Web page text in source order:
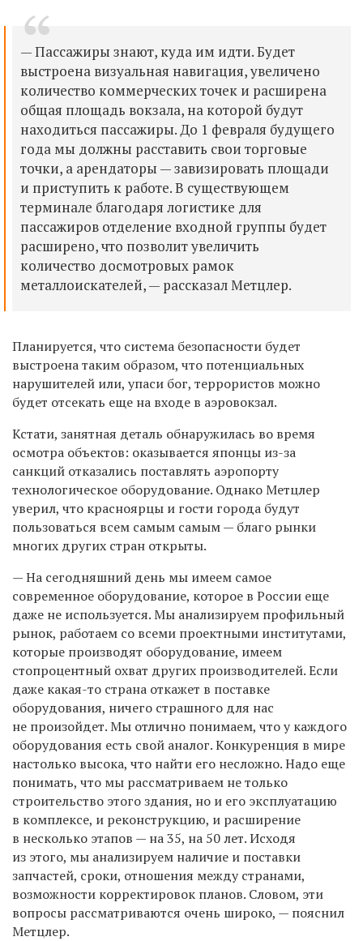
— Пассажиры знают, куда им идти. Будет
выстроена визуальная навигация, увеличено
количество коммерческих точек и расширена
общая площадь вокзала, на которой будут
находиться пассажиры. До 1 февраля будущего
года мы должны расставить свои торговые
точки, а арендаторы — завизировать площади
и приступить к работе. В существующем
терминале благодаря логистике для
пассажиров отделение входной группы будет
расширено, что позволит увеличить
количество досмотровых рамок
металлоискателей, — рассказал Метцлер.
Планируется, что система безопасности будет
выстроена таким образом, что потенциальных
нарушителей или, упаси бог, террористов можно
будет отсекать еще на входе в аэровокзал.
Кстати, занятная деталь обнаружилась во время
осмотра объектов: оказывается японцы из-за
санкций отказались поставлять аэропорту
технологическое оборудование. Однако Метцлер
уверил, что красноярцы и гости города будут
пользоваться всем самым самым — благо рынки
многих других стран открыты.
— На сегодняшний день мы имеем самое
современное оборудование, которое в России еще
даже не используется. Мы анализируем профильный
рынок, работаем со всеми проектными институтами,
которые производят оборудование, имеем
стопроцентный охват других производителей. Если
даже какая-то страна откажет в поставке
оборудования, ничего страшного для нас
не произойдет. Мы отлично понимаем, что у каждого
оборудования есть свой аналог. Конкуренция в мире
настолько высока, что найти его несложно. Надо еще
понимать, что мы рассматриваем не только
строительство этого здания, но и его эксплуатацию
в комплексе, и реконструкцию, и расширение
в несколько этапов — на 35, на 50 лет. Исходя
из этого, мы анализируем наличие и поставки
запчастей, сроки, отношения между странами,
возможности корректировок планов. Словом, эти
вопросы рассматриваются очень широко, — пояснил
Метцлер.